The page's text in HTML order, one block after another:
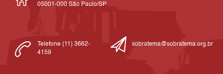
05001-000 São Paulo/SP
Telefone (11) 3662-
4159
sobratema@sobratema.org.br